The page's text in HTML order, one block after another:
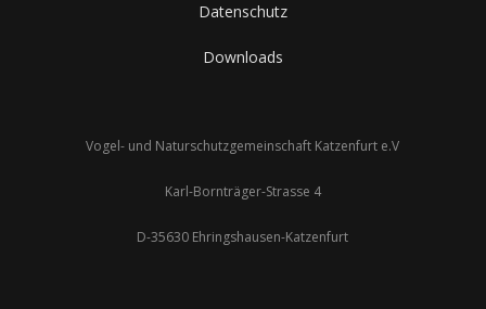
Datenschutz
Downloads
Vogel- und Naturschutzgemeinschaft Katzenfurt e.V
Karl-Bornträger-Strasse 4
D-35630 Ehringshausen-Katzenfurt